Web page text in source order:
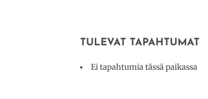
TULEVAT TAPAHTUMAT
Ei tapahtumia tässä paikassa